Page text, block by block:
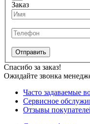
Заказ
Отправить
Спасибо за заказ!
Ожидайте звонка
Часто задаваемые
Сервисное
Отзывы